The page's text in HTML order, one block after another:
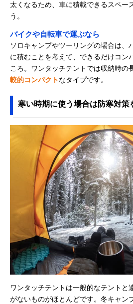
太くなるため、車に積載できるスペー
う。
バイクや自転車で運ぶなら
ソロキャンプやツーリングの場合は、
に積むことを考えて、できるだけコン
ころ。ワンタッチテントでは収納時の
較的コンパクトなタイプです。
寒い時期に使う場合は防寒対策
ワンタッチテントは一般的なテントと
がないものがほとんどです。冬キャン